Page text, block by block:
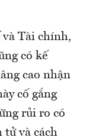
và Tài chính,
có kế
cao nhận
cố gắng
rủi ro có
tử và cách